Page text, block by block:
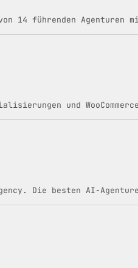
14 führenden
und
Die besten AI-